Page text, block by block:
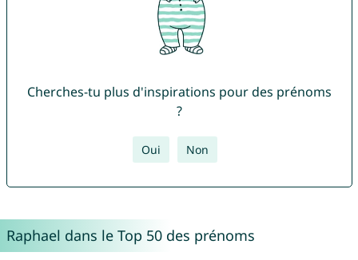
Cherches-tu plus d'inspirations pour des prénoms
?
Oui Non
Raphael dans le Top 50 des prénoms